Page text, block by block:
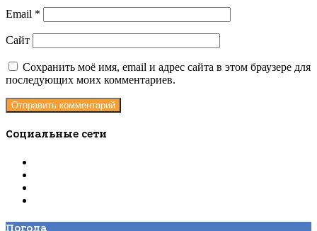
Email *
Сайт
Сохранить моё имя, email и адрес сайта в этом браузере для
последующих моих комментариев.
Социальные сети
Погода